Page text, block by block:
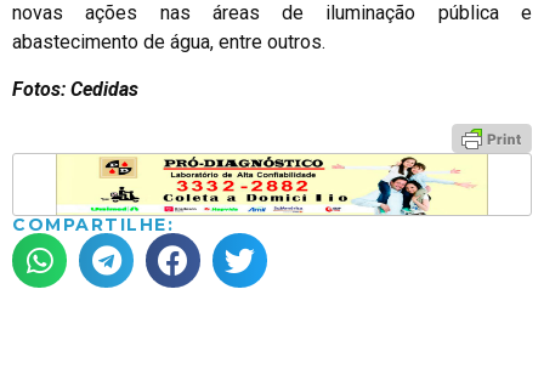
novas ações nas áreas de iluminação pública e
abastecimento de água, entre outros.
Fotos: Cedidas
COMPARTILHE: